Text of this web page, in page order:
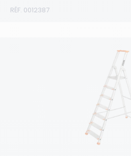
RÉF. 0012387